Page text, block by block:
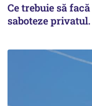
Ce trebuie să
saboteze